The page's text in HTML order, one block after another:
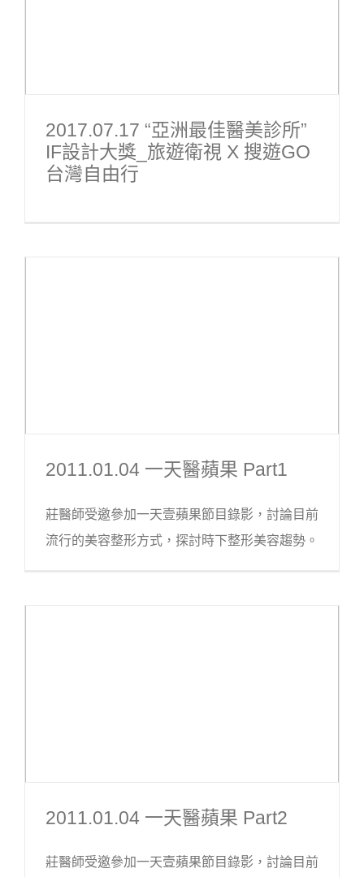
2017.07.17 “亞洲最佳醫美診所”
IF設計大獎_旅遊衛視 X 搜遊GO
台灣自由行
2011.01.04 一天醫蘋果 Part1
莊醫師受邀參加一天壹蘋果節目錄影，討論目前
流行的美容整形方式，探討時下整形美容趨勢。
2011.01.04 一天醫蘋果 Part2
莊醫師受邀參加一天壹蘋果節目錄影，討論目前